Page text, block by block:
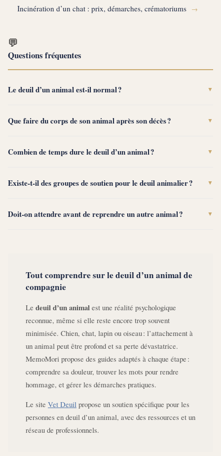
Incinération d’un chat : prix, démarches, crématoriums →
💬
Questions fréquentes
Le deuil d’un animal est-il normal ? ▼
Que faire du corps de son animal après son décès ? ▼
Combien de temps dure le deuil d’un animal ? ▼
Existe-t-il des groupes de soutien pour le deuil animalier ? ▼
Doit-on attendre avant de reprendre un autre animal ? ▼
Tout comprendre sur le deuil d’un animal de
compagnie
Le deuil d’un animal est une réalité psychologique
reconnue, même si elle reste encore trop souvent
minimisée. Chien, chat, lapin ou oiseau : l’attachement à
un animal peut être profond et sa perte dévastatrice.
MemoMori propose des guides adaptés à chaque étape :
comprendre sa douleur, trouver les mots pour rendre
hommage, et gérer les démarches pratiques.
Le site Vet Deuil propose un soutien spécifique pour les
personnes en deuil d’un animal, avec des ressources et un
réseau de professionnels.